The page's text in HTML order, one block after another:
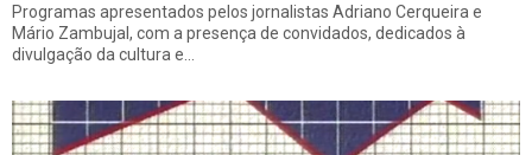
Programas apresentados pelos jornalistas Adriano Cerqueira e
Mário Zambujal, com a presença de convidados, dedicados à
divulgação da cultura e…